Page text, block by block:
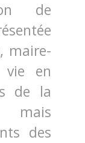
de
maire-
en
de la
mais
des